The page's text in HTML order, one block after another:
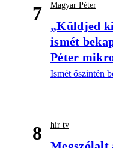
7 Magyar Péter
„Küldjed
ismét
Péter
Ismét őszintén
8 hír tv